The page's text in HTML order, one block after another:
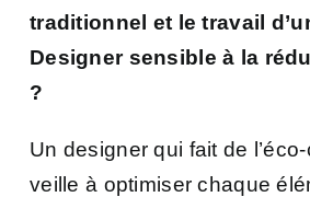
traditionnel et le travail
Designer sensible à la
?
Un designer qui fait de
veille à optimiser chaque